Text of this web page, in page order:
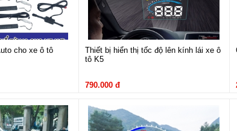
Đồ chơi
Hyundai Kona
cho xe ô tô
Thiết bị hiển thị tốc độ lên kính lái xe ô
tô K5
790.000 đ